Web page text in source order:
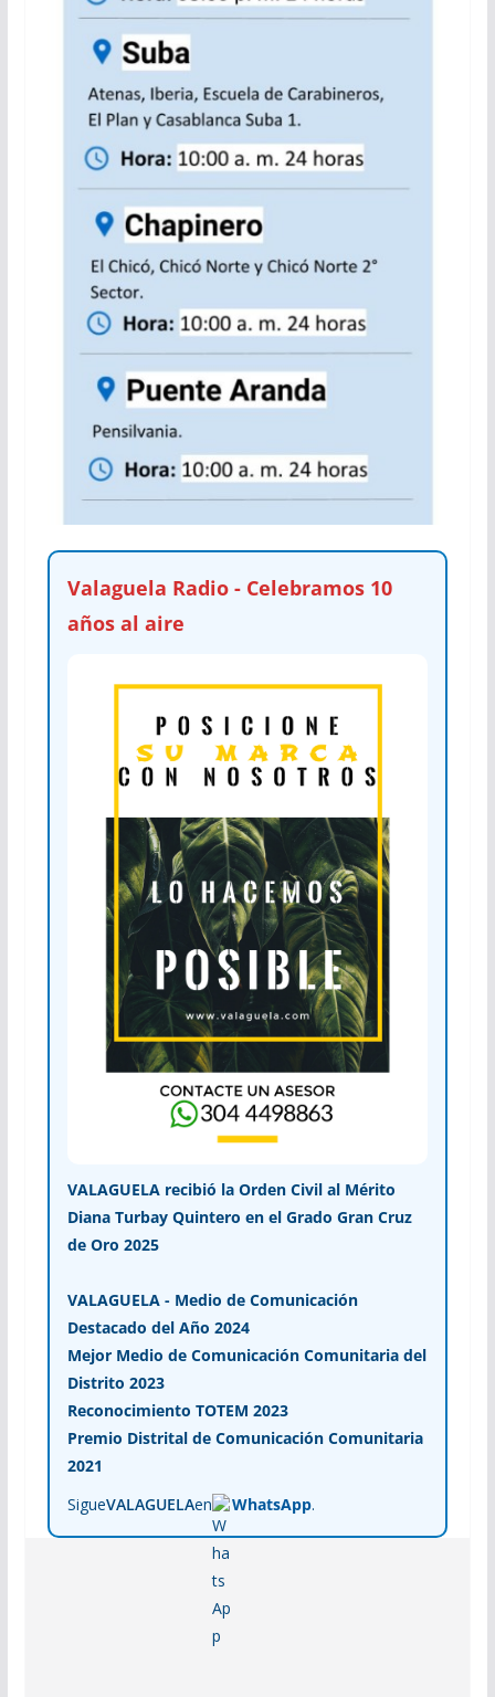
Valaguela Radio - Celebramos 10
años al aire
VALAGUELA recibió la Orden Civil al Mérito
Diana Turbay Quintero en el Grado Gran Cruz
de Oro 2025
VALAGUELA - Medio de Comunicación
Destacado del Año 2024
Mejor Medio de Comunicación Comunitaria del
Distrito 2023
Reconocimiento TOTEM 2023
Premio Distrital de Comunicación Comunitaria
2021
SigueVALAGUELAen WhatsApp.